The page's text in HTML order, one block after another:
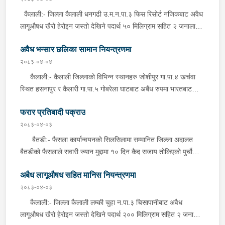
९ गड्डी र नखोलेको तास १ बण्डल सहित पक्राउ गरेको हो । यस सम्बन्धमा
प्रहरीले अनुसन्धान गरिरहेको छ ।
कैलाली:- जिल्ला कैलाली धनगढी उ.म.न.पा.३ फिस रिसोर्ट नजिकबाट अवैध
लागूऔषध खैरो हेरोइन जस्तो देखिने पदार्थ ५० मिलिग्राम सहित २ जनालाई
बर्ष २५ को कृष्ण चौधरी र बर्ष १९ को सुशिल घर्तीमगर रहेका छन् । प्रहरी
चौकी त्रिनगर, कैलालीबाट खटिएको प्रहरीले शंका लागि चेकजाँच गर्दा उक्त
पदार्थ फेला पारी उक्त पदार्थ सहित पक्राउ गरेको हो ।
अवैध भन्सार छलिका सामान नियन्त्रणमा
२०८३-०४-०४
कैलाली:- कैलाली जिल्लाको विभिन्न स्थानहरु जोशीपुर गा.पा.४ खर्चवा
स्थित हसनापुर र कैलारी गा.पा.५ गोबरेला घाटबाट अबैंध रुपमा भारतबाट
बिडी, सुर्ति, प्लाष्टिक चम्मच, सुटपिस, प्लाष्टिक झिल्ली लगायतका सामानहरु
आईतबार जिल्ला प्रहरी कार्यालय कैलाली मातहत कार्यालयबाट खटिएको
प्रहरीले बेवारिसे अबस्थामा फेला पारी आवश्यक प्रक्रिया पुरा गरि
नियन्त्रणमा लिएको हो । कञ्चनपुर:- कञ्चनपुर जिल्लाको विभिन्न
अबैंध रुपमा भारतबाट भन्सार छलि गरि ल्याएका अन्दाजी मूल्य
रु.१,१०,४००।– बराबरको चिनी, मिश्री, दाल, प्लाष्टिक झिल्ली, किराना
लगायतका सामानहरु आईतबार जिल्ला प्रहरी कार्यालय कञ्चनपुर मातहत
कार्यालयबाट खटिएको प्रहरीले बेवारिसे अबस्थामा फेला पारी आवश्यक
प्रक्रिया पुरा गरि नियन्त्रणमा लिएको हो ।
फरार प्रतिबादी पक्राउ
२०८३-०४-०३
बैतडी:- फैसला कार्यान्वयनको सिलसिलामा सम्मानित जिल्ला अदालत
बैतडीको फैसलाले सवारी ज्यान मुद्दामा १० दिन कैद सजाय तोकिएको पुर्चौडी
ढोल्यामोड, बैतडीबाट खटिएको प्रहरीले शनिबार दिउँसो सुर्नया गा.पा.८
ढोल्यामोड बजारबाट पक्राउ गरेको हो ।
अबैध लागूऔषध सहित मानिस नियन्त्रणमा
२०८३-०४-०३
कैलाली:- जिल्ला कैलाली लम्की चुहा न.पा.३ चिसापानीबाट अवैध
लागूऔषध खैरो हेरोइन जस्तो देखिने पदार्थ २०० मिलिग्राम सहित २ जनालाई